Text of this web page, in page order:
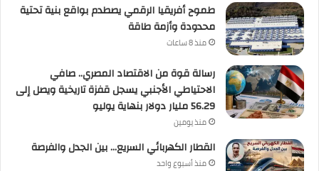
طموح أفريقيا الرقمي يصطدم بواقع بنية تحتية
محدودة وأزمة طاقة
منذ 8 ساعات
رسالة قوة من الاقتصاد المصري.. صافي
الاحتياطي الأجنبي يسجل قفزة تاريخية ويصل إلى
56.29 مليار دولار بنهاية يوليو
منذ يومين
القطار الكهربائي السريع… بين الجدل والفرصة
منذ أسبوع واحد